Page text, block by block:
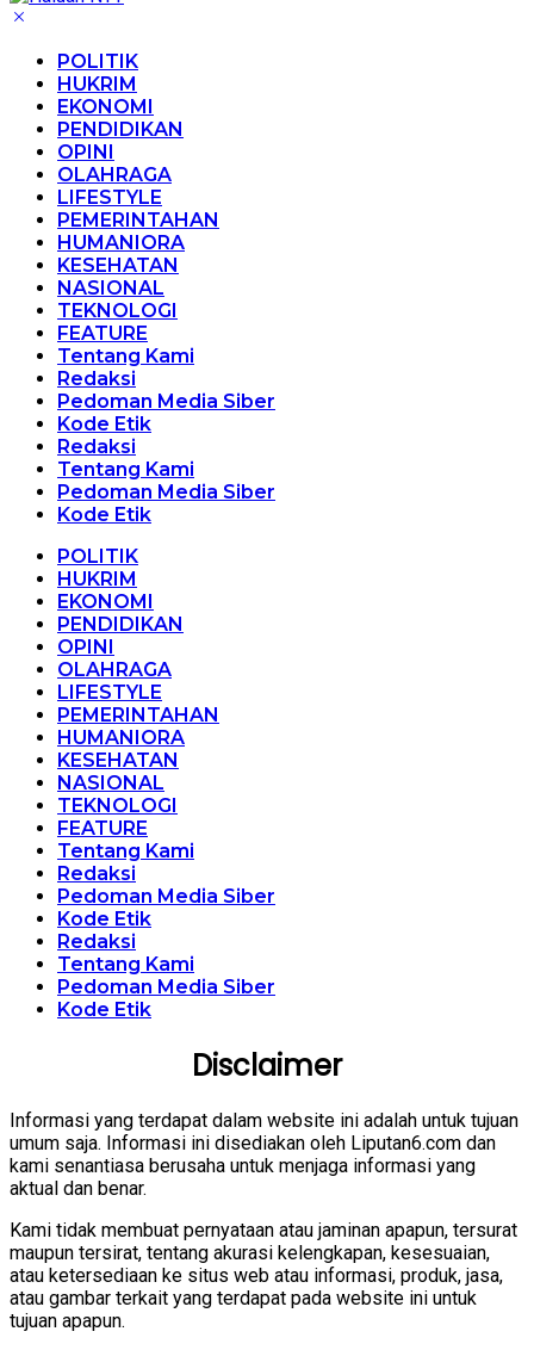
POLITIK
HUKRIM
EKONOMI
PENDIDIKAN
OPINI
OLAHRAGA
LIFESTYLE
PEMERINTAHAN
HUMANIORA
KESEHATAN
NASIONAL
TEKNOLOGI
FEATURE
Tentang Kami
Redaksi
Pedoman Media Siber
Kode Etik
Redaksi
Tentang Kami
Pedoman Media Siber
Kode Etik
POLITIK
HUKRIM
EKONOMI
PENDIDIKAN
OPINI
OLAHRAGA
LIFESTYLE
PEMERINTAHAN
HUMANIORA
KESEHATAN
NASIONAL
TEKNOLOGI
FEATURE
Tentang Kami
Redaksi
Pedoman Media Siber
Kode Etik
Redaksi
Tentang Kami
Pedoman Media Siber
Kode Etik
Disclaimer
Informasi yang terdapat dalam website ini adalah untuk tujuan
umum saja. Informasi ini disediakan oleh Liputan6.com dan
kami senantiasa berusaha untuk menjaga informasi yang
aktual dan benar.
Kami tidak membuat pernyataan atau jaminan apapun, tersurat
maupun tersirat, tentang akurasi kelengkapan, kesesuaian,
atau ketersediaan ke situs web atau informasi, produk, jasa,
atau gambar terkait yang terdapat pada website ini untuk
tujuan apapun.